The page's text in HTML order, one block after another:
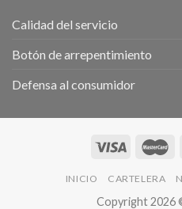
Calidad del servicio
Botón de arrepentimiento
Defensa al consumidor
INICIO CARTELERA
Copyright 2026